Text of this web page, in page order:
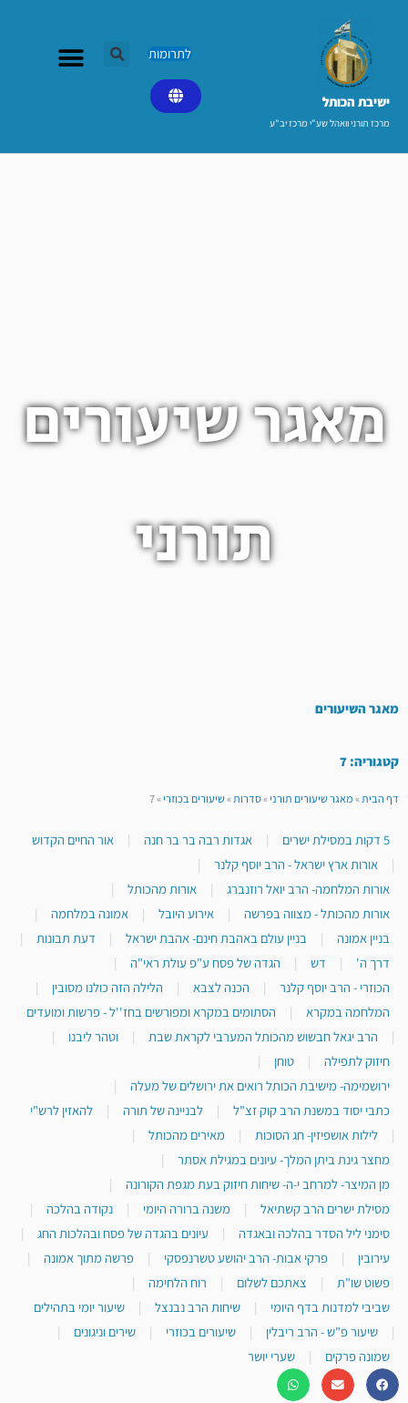
ישיבת הכותל​
מרכז תורני וואהל שע"י מרכז יב"ע
לתרומות
מאגר שיעורים
תורני
מאגר השיעורים
קטגוריה: 7
דף הבית»מאגר שיעורים תורני»סדרות»שיעורים בכוזרי»
7
5 דקות במסילת ישרים | אגדות רבה בר בר חנה |
אור החיים הקדוש
|
אורות ארץ ישראל - הרב יוסף קלנר
|
אורות המלחמה- הרב יואל רוזנברג
| אורות מהכותל
|
אורות מהכותל - מצווה בפרשה
| אירוע היובל | אמונה במלחמה
|
בניין אמונה
| בניין עולם באהבת חינם- אהבת ישראל | דעת תבונות
|
דרך ה'
| דש | הגדה של פסח ע"פ עולת ראי"ה
|
הכוזרי - הרב יוסף קלנר
| הכנה לצבא | הלילה הזה כולנו מסובין
|
המלחמה במקרא
|
הסתומים במקרא ומפורשים בחז''ל - פרשות ומועדים
|
הרב יגאל חבשוש מהכותל המערבי לקראת שבת | וטהר ליבנו
|
חיזוק לתפילה
| טוחן
|
ירושמימה- מישיבת הכותל רואים את ירושלים של מעלה
|
כתבי יסוד במשנת הרב קוק זצ"ל
| לבניינה של תורה |
להאזין לרש"י
|
לילות אושפיזין- חג הסוכות | מאירים מהכותל
|
מחצר גינת ביתן המלך- עיונים במגילת אסתר
|
מן המיצר- למרחב י-ה- שיחות חיזוק בעת מגפת הקורונה
|
מסילת ישרים הרב קשתיאל
| משנה ברורה היומי | נקודה בהלכה
|
סימני ליל הסדר בהלכה ובאגדה
| עיונים בהגדה של פסח ובהלכות החג
|
עירובין
| פרקי אבות- הרב יהושע טשרנפסקי | פרשה מתוך אמונה
|
פשוט שו"ת
| צאתכם לשלום | רוח הלחימה
|
שביבי למדנות בדף היומי
| שיחות הרב נבנצל |
שיעור יומי בתהילים
|
שיעור פ"ש - הרב ריבלין | שיעורים בכוזרי | שירים וניגונים
|
שמונה פרקים
| שערי יושר